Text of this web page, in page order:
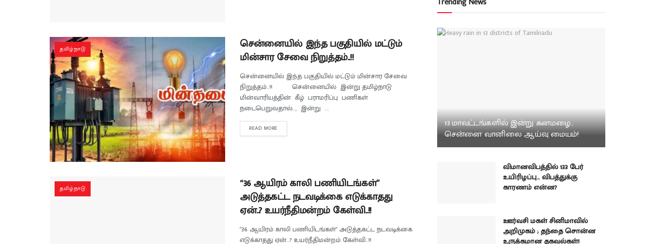
தமிழ்நாடு
சென்னையில் இந்த பகுதியில் மட்டும்
மின்சார சேவை நிறுத்தம்..!!
சென்னையில் இந்த பகுதியில் மட்டும் மின்சார சேவை
நிறுத்தம்..!! சென்னையில் இன்று தமிழ்நாடு
மின்வாரியத்தின் கீழ் பராமரிப்பு பணிகள்
நடைபெறுவதால்.., இன்று ...
READ MORE
தமிழ்நாடு
“36 ஆயிரம் காலி பணியிடங்கள்”
அடுத்தகட்ட நடவடிக்கை எடுக்காதது
ஏன்..? உயர்நீதிமன்றம் கேள்வி..!!
"36 ஆயிரம் காலி பணியிடங்கள்" அடுத்தகட்ட நடவடிக்கை
எடுக்காதது ஏன்..? உயர்நீதிமன்றம் கேள்வி..!!
13 மாவட்டங்களில் இன்று கனமழை…
சென்னை வானிலை ஆய்வு மையம்!
விமானவிபத்தில் 133 பேர்
உயிரிழப்பு… விபத்துக்கு
காரணம் என்ன?
ஊர்வசி மகள் சினிமாவில்
அறிமுகம் ; தந்தை சொன்ன
உருக்கமான தகவல்கள்!